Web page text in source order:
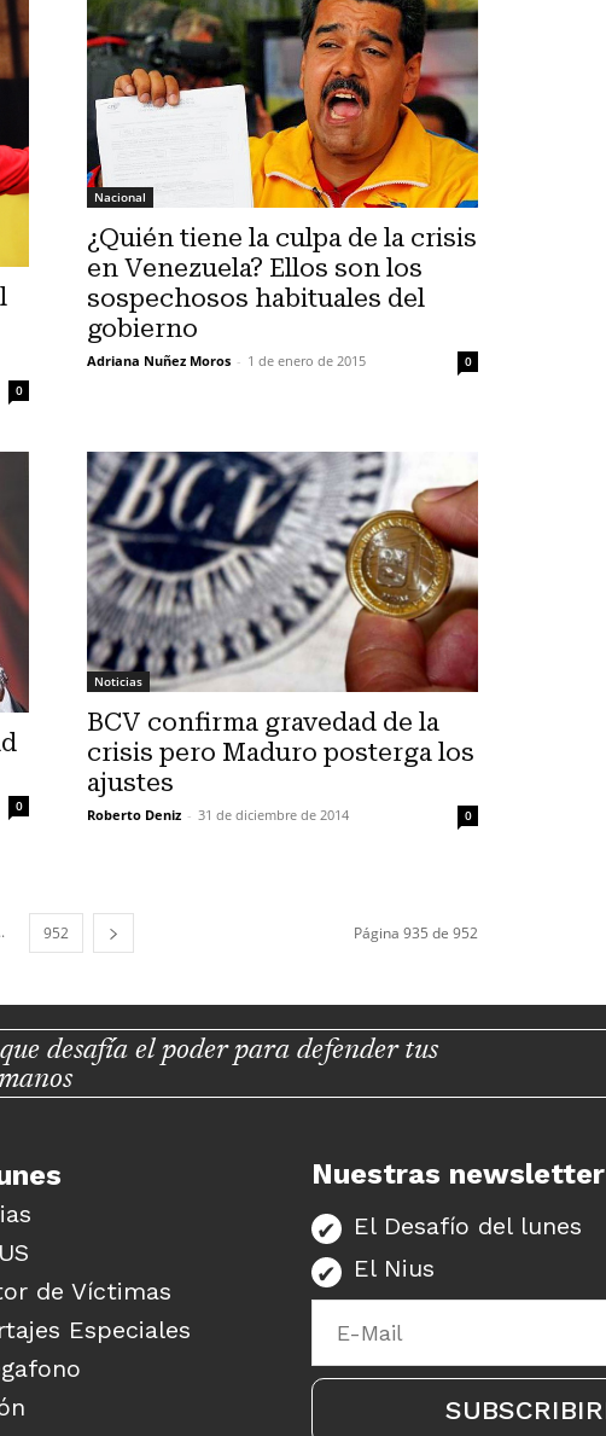
0
Nacional
¿Quién tiene la culpa de la crisis
en Venezuela? Ellos son los
sospechosos habituales del
gobierno
Adriana Nuñez Moros - 1 de enero de 2015 0
0
Noticias
BCV confirma gravedad de la
crisis pero Maduro posterga los
ajustes
Roberto Deniz - 31 de diciembre de 2014 0
952 Página 935 de 952
desafía el poder para defender tus
de Víctimas
Especiales
Nuestras newsletter
El Desafío del lunes
El Nius